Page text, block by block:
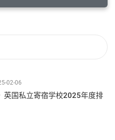
02-06
英国私立寄宿学校2025年度排